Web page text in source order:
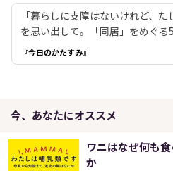
「暮らしに支障はないけれど、た
を思い出して。「同居」をめぐる
『今日のかたすみ』
今、あなたにオススメ
ワニはなぜ何も
か